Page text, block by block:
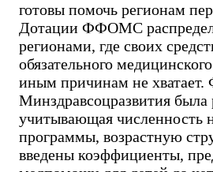
готовы помочь регионам
Дотации ФФОМС
регионами, где своих
обязательного
иным причинам не хватает.
Минздравсоцразвития была
учитывающая численность
программы, возрастную
введены коэффициенты,